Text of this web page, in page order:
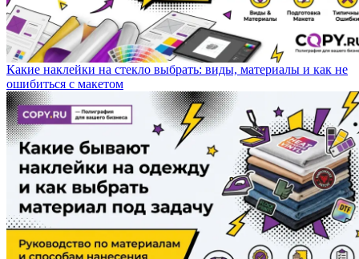
Какие наклейки на стекло выбрать: виды, материалы и как не
ошибиться с макетом